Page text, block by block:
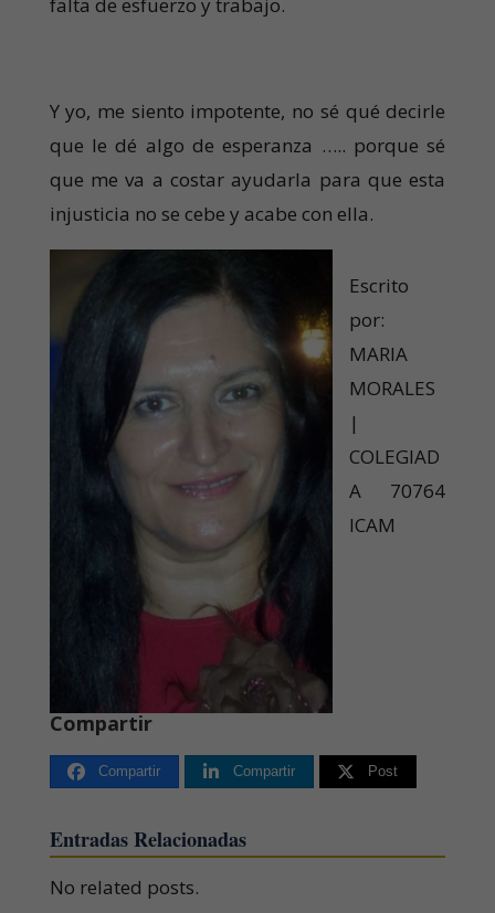
Y yo, me siento impotente, no sé qué decirle
que le dé algo de esperanza ….. porque sé
que me va a costar ayudarla para que esta
injusticia no se cebe y acabe con ella.
Escrito
por:
MARIA
MORALES
|
COLEGIAD
A 70764
ICAM
Compartir
Compartir Compartir Post
Entradas Relacionadas
No related posts.